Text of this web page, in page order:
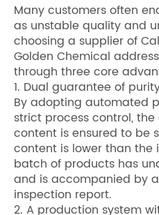
Many customers often
as unstable quality and
choosing a supplier of
Golden Chemical
through three core
1. Dual guarantee of
By adopting automated
strict process control,
content is ensured to be
content is lower than the
batch of products has
and is accompanied by
inspection report.
2. A production system